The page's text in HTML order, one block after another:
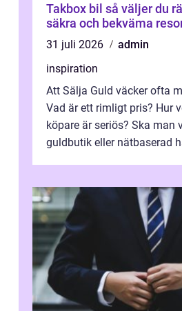
Takbox bil så väljer du rätt takbox för
säkra och bekväma
31 juli 2026
admin
inspiration
Att Sälja Guld väcker ofta
Vad är ett rimligt pris? Hur
köpare är seriös? Ska man
guldbutik eller nätbaserad